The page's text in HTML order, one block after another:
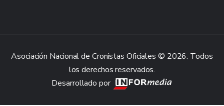
Asociación Nacional de Cronistas Oficiales © 2026. Todos
los derechos reservados.
Desarrollado por